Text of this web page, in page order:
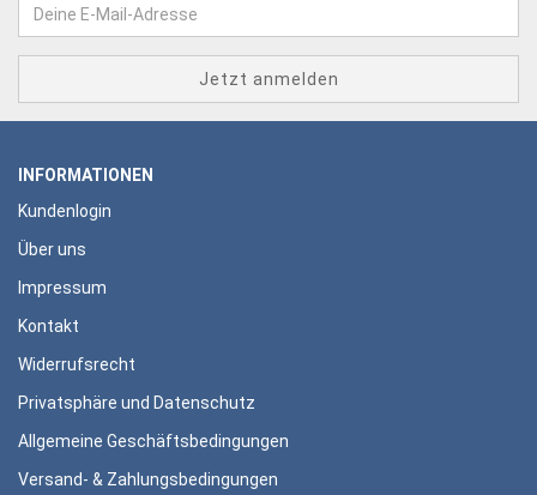
INFORMATIONEN
Kundenlogin
Über uns
Impressum
Kontakt
Widerrufsrecht
Privatsphäre und Datenschutz
Allgemeine Geschäftsbedingungen
Versand- & Zahlungsbedingungen